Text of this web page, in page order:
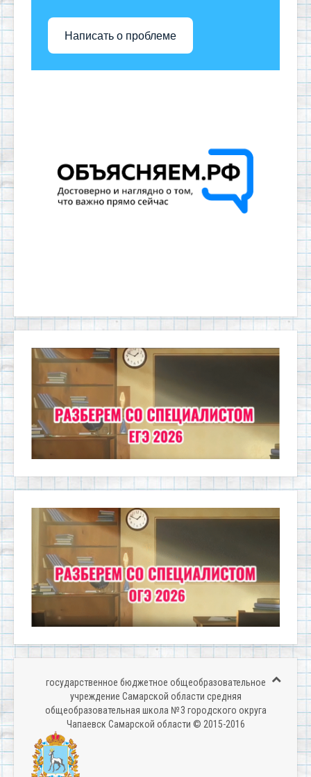
Написать о проблеме
государственное бюджетное общеобразовательное
учреждение Самарской области средняя
общеобразовательная школа № 3 городского округа
Чапаевск Самарской области © 2015-2016